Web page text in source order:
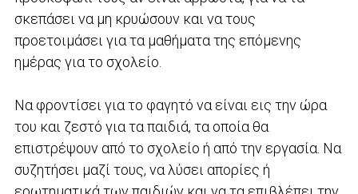
σκεπάσει να μη κρυώσουν και να τους
προετοιμάσει για τα μαθήματα της επόμενης
ημέρας για το σχολείο.
Να φροντίσει για το φαγητό να είναι εις την ώρα
του και ζεστό για τα παιδιά, τα οποία θα
επιστρέψουν από το σχολείο ή από την εργασία. Να
συζητήσει μαζί τους, να λύσει απορίες ή